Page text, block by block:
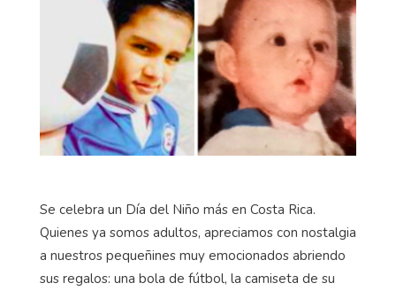
Se celebra un Día del Niño más en Costa Rica.
Quienes ya somos adultos, apreciamos con nostalgia
a nuestros pequeñines muy emocionados abriendo
sus regalos: una bola de fútbol, la camiseta de su